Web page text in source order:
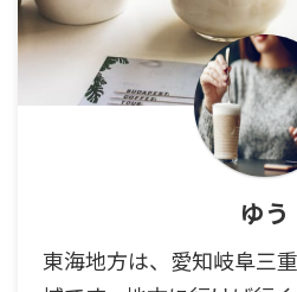
ゆう
東海地方は、愛知岐阜三